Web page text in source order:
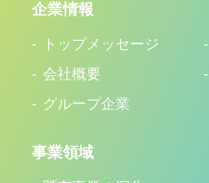
企業情報
トップメッセージ
会社概要
グループ企業
事業領域